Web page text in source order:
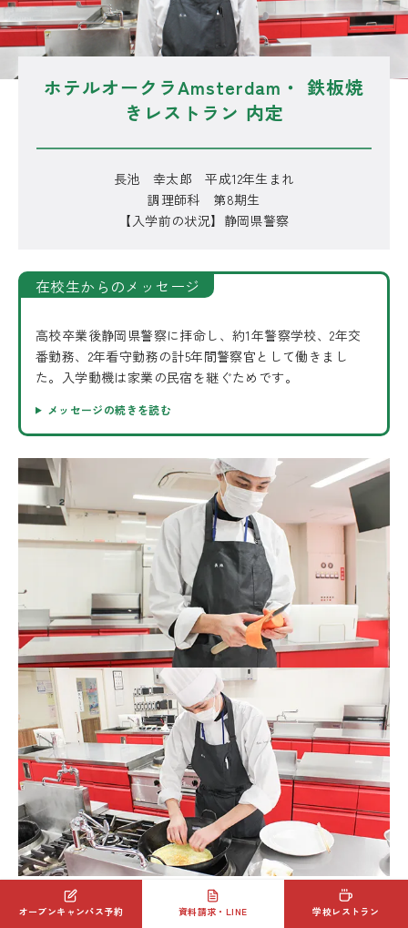
ホテルオークラAmsterdam・ 鉄板焼
きレストラン 内定
長池 幸太郎 平成12年生まれ
調理師科 第8期生
【入学前の状況】静岡県警察
在校生からのメッセージ
高校卒業後静岡県警察に拝命し、約1年警察学校、2年交
番勤務、2年看守勤務の計5年間警察官として働きまし
た。入学動機は家業の民宿を継ぐためです。
メッセージの続きを読む
オープンキャンパス予約 資料請求・LINE 学校レストラン